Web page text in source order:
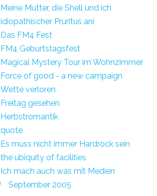
Meine Mutter, die Shell und ich
idiopathischer Pruritus ani
Das FM4 Fest
FM4 Geburtstagsfest
Magical Mystery Tour im Wohnzimmer
Force of good - a new campaign
Wette verloren
Freitag gesehen
Herbstromantik
quote
Es muss nicht immer Hardrock sein
the ubiquity of facilities
Ich mach auch was mit Medien
September 2005